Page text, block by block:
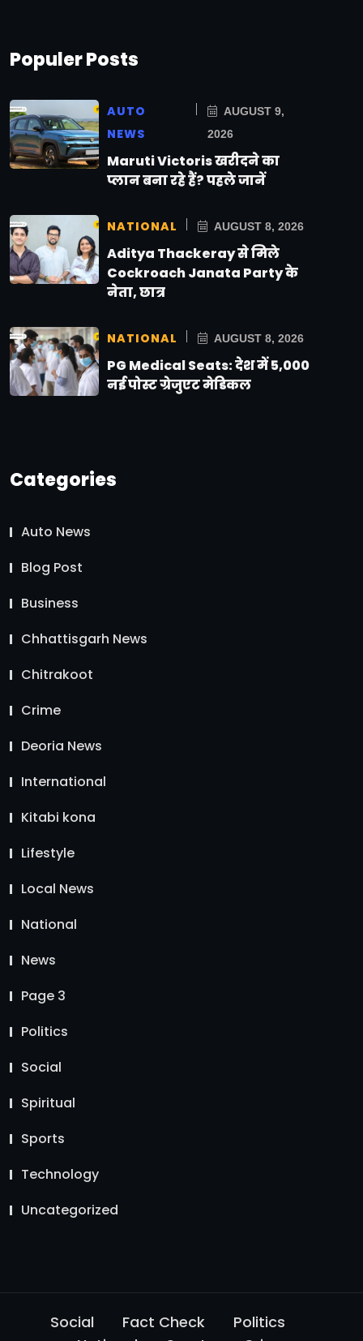
Populer Posts
AUTO
NEWS
AUGUST 9,
2026
Maruti Victoris खरीदने का
प्लान बना रहे हैं? पहले जानें
NATIONAL AUGUST 8, 2026
Aditya Thackeray से मिले
Cockroach Janata Party के
नेता, छात्र
NATIONAL AUGUST 8, 2026
PG Medical Seats: देश में 5,000
नई पोस्ट ग्रेजुएट मेडिकल
Categories
Auto News
Blog Post
Business
Chhattisgarh News
Chitrakoot
Crime
Deoria News
International
Kitabi kona
Lifestyle
Local News
National
News
Page 3
Politics
Social
Spiritual
Sports
Technology
Uncategorized
Social Fact Check
Politics